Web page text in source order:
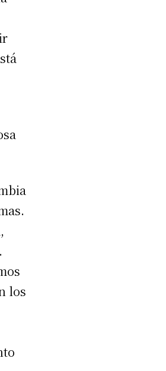
los